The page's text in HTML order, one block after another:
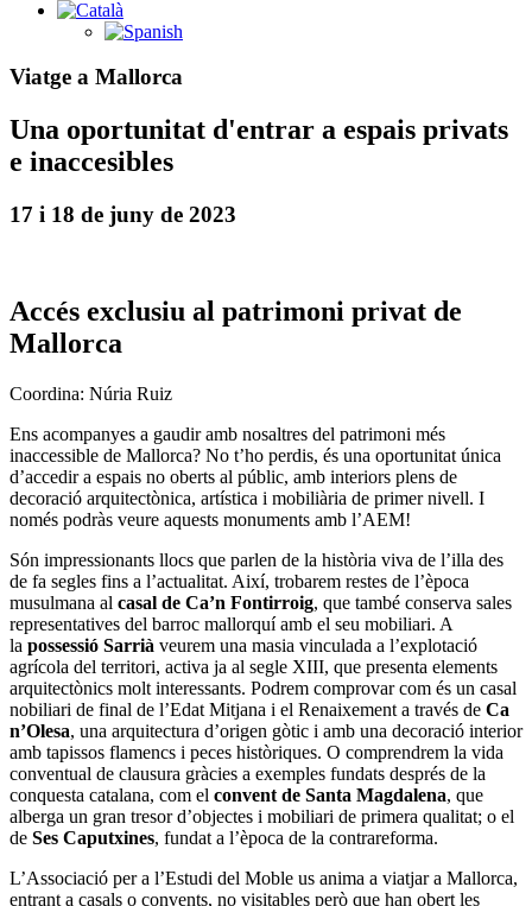
Viatge a Mallorca
Una oportunitat d'entrar a espais privats
e inaccesibles
17 i 18 de juny de 2023
Accés exclusiu al patrimoni privat de
Mallorca
Coordina: Núria Ruiz
Ens acompanyes a gaudir amb nosaltres del patrimoni més
inaccessible de Mallorca? No t’ho perdis, és una oportunitat única
d’accedir a espais no oberts al públic, amb interiors plens de
decoració arquitectònica, artística i mobiliària de primer nivell. I
només podràs veure aquests monuments amb l’AEM!
Són impressionants llocs que parlen de la història viva de l’illa des
de fa segles fins a l’actualitat. Així, trobarem restes de l’època
musulmana al casal de Ca’n Fontirroig, que també conserva sales
representatives del barroc mallorquí amb el seu mobiliari. A
la possessió Sarrià veurem una masia vinculada a l’explotació
agrícola del territori, activa ja al segle XIII, que presenta elements
arquitectònics molt interessants. Podrem comprovar com és un casal
nobiliari de final de l’Edat Mitjana i el Renaixement a través de Ca
n’Olesa, una arquitectura d’origen gòtic i amb una decoració interior
amb tapissos flamencs i peces històriques. O comprendrem la vida
conventual de clausura gràcies a exemples fundats després de la
conquesta catalana, com el convent de Santa Magdalena, que
alberga un gran tresor d’objectes i mobiliari de primera qualitat; o el
de Ses Caputxines, fundat a l’època de la contrareforma.
L’Associació per a l’Estudi del Moble us anima a viatjar a Mallorca,
entrant a casals o convents, no visitables però que han obert les